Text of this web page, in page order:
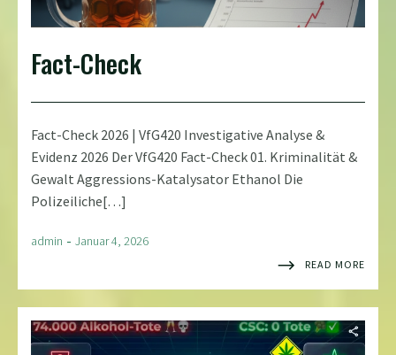
Fact-Check
Fact-Check 2026 | VfG420 Investigative Analyse &
Evidenz 2026 Der VfG420 Fact-Check 01. Kriminalität &
Gewalt Aggressions-Katalysator Ethanol Die
Polizeiliche[…]
admin - Januar 4, 2026
READ MORE